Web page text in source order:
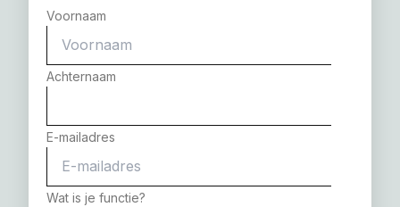
Voornaam
Achternaam
E-mailadres
Wat is je functie?